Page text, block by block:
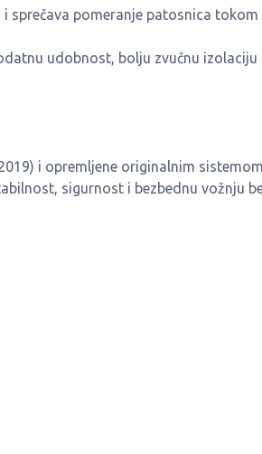
pomeranje patosnica tokom
udobnost, bolju zvučnu izolaciju
i opremljene originalnim sistemom
sigurnost i bezbednu vožnju